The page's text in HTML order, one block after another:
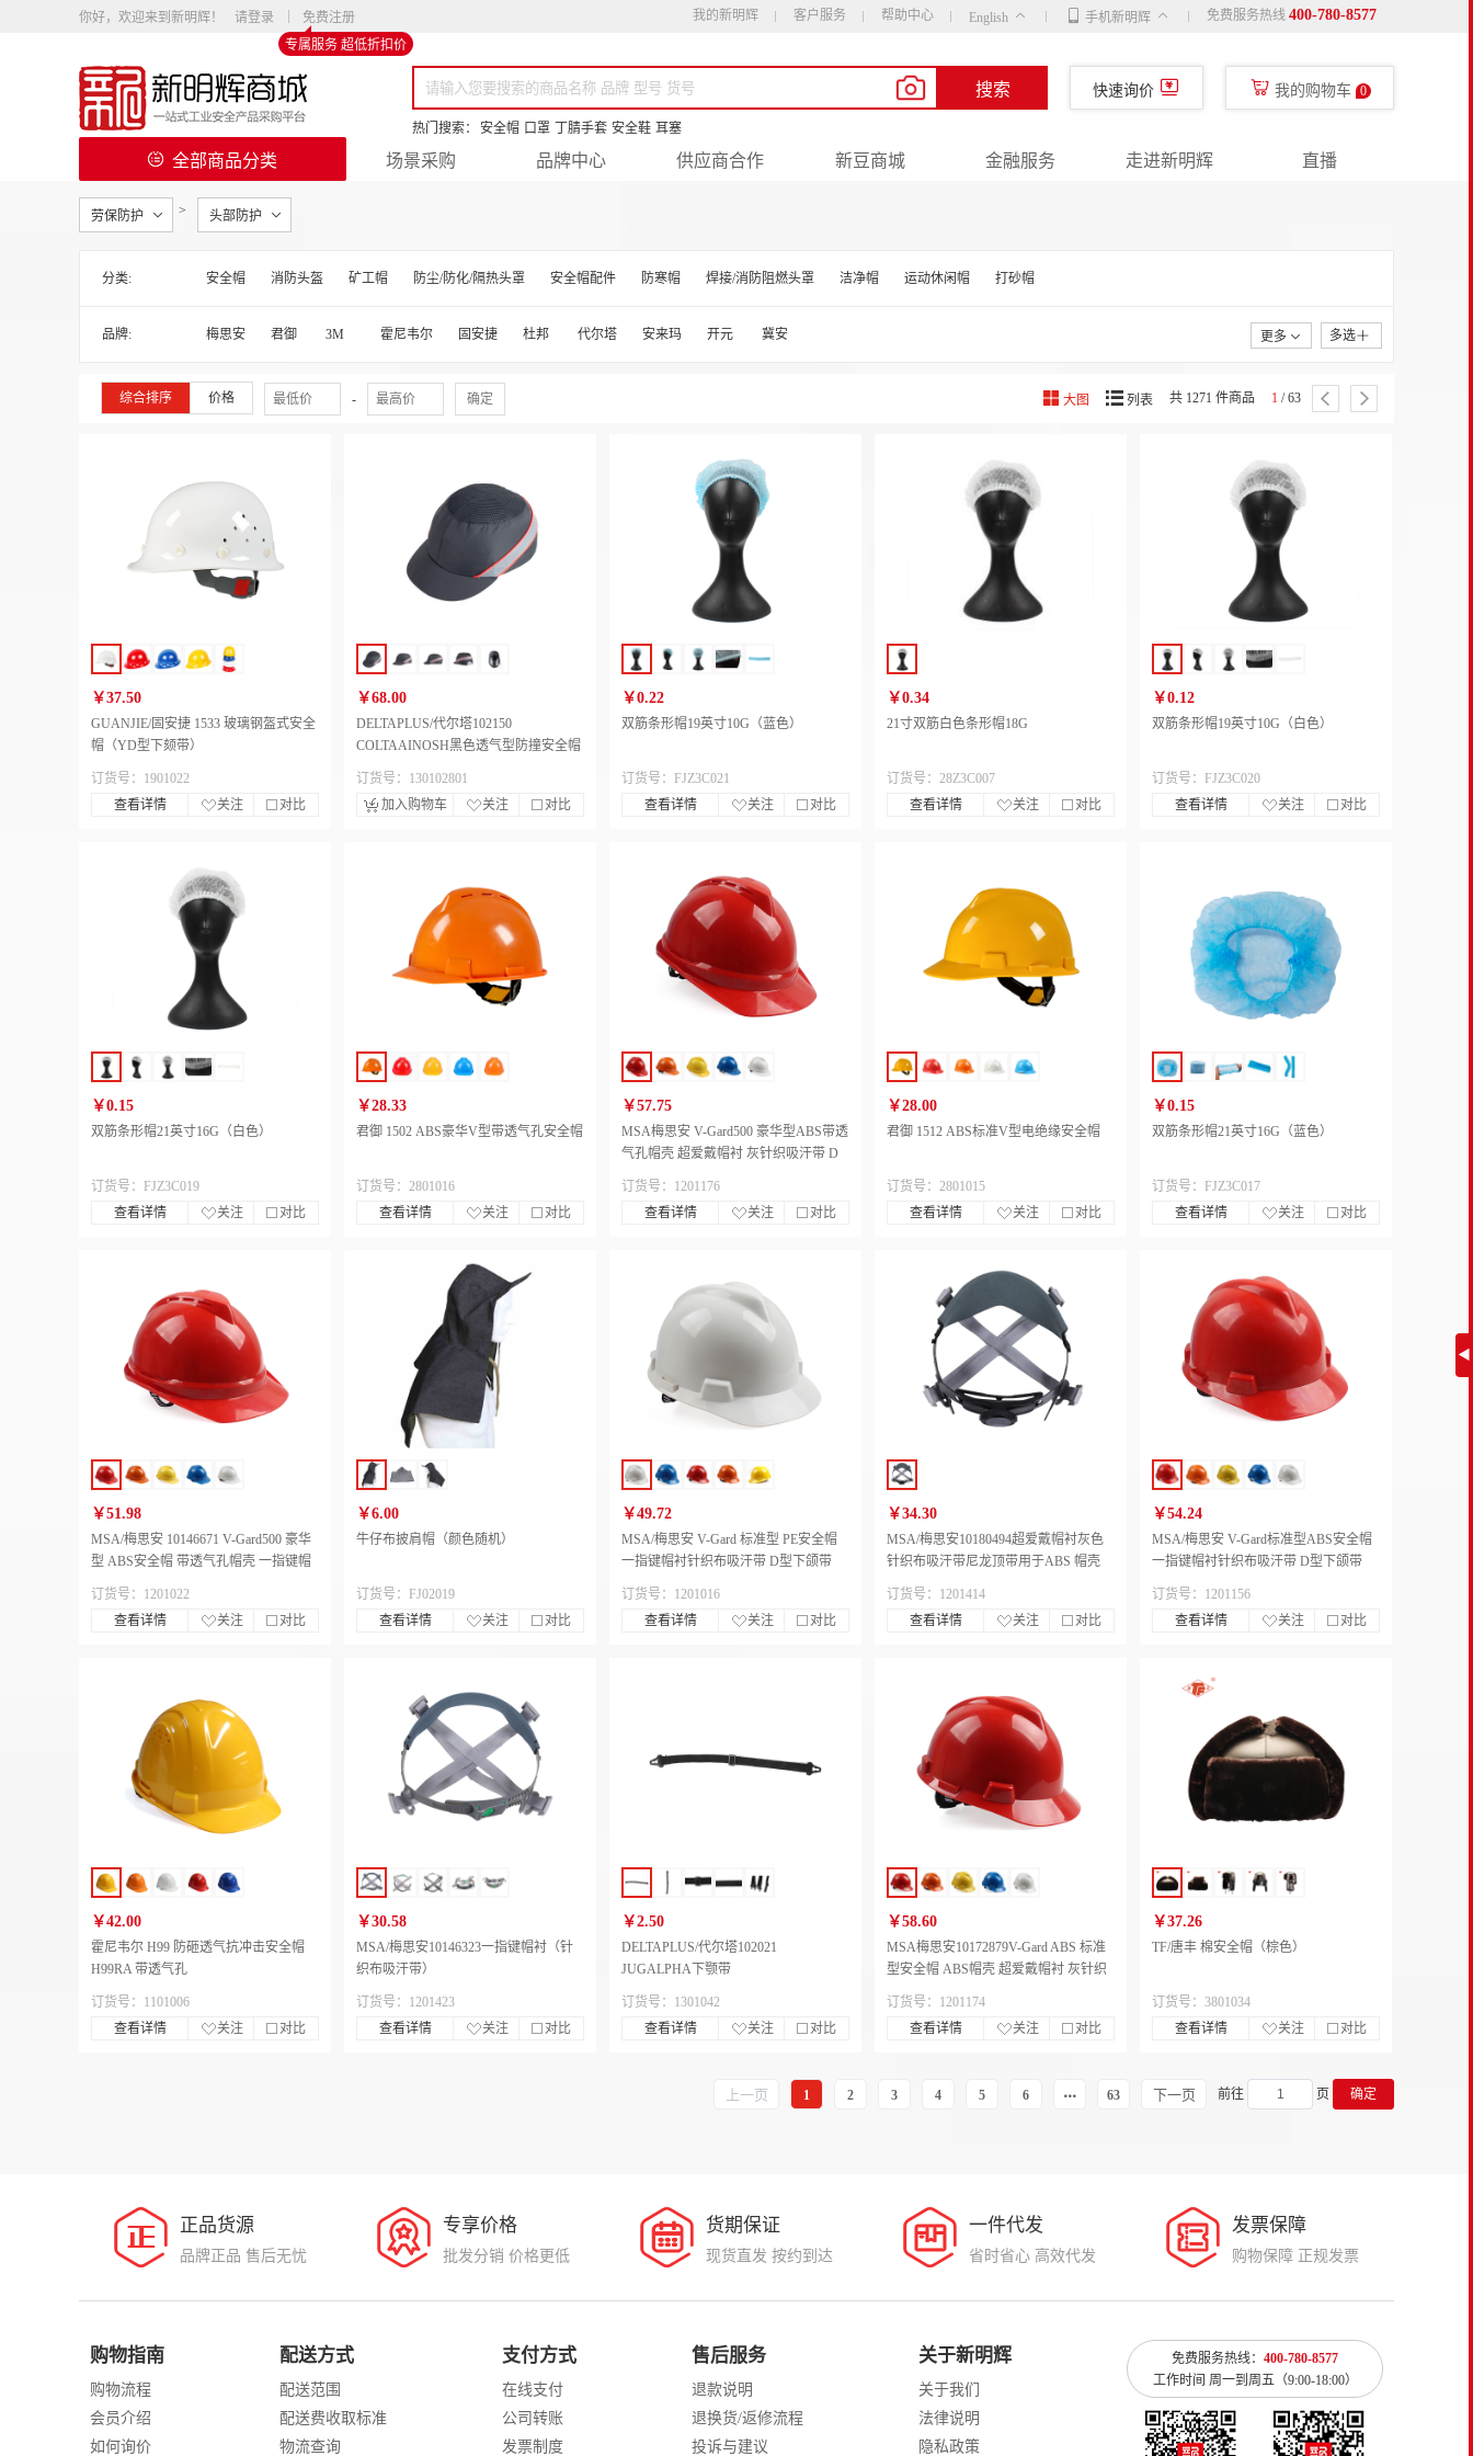
你好，欢迎来到新明辉！ 请登录
免费注册
专属服务 超低折扣价
我的新明辉 客户服务 帮助中心 English 手机新明辉 免费服务热线 400-780-8577
搜索
热门搜索： 安全帽 口罩 丁腈手套 安全鞋 耳塞
快速询价 我的购物车 0
全部商品分类 场景采购 品牌中心 供应商合作 新豆商城 金融服务 走进新明辉 直播
◀
劳保防护 > 头部防护
分类: 安全帽 消防头盔 矿工帽 防尘/防化/隔热头罩 安全帽配件 防寒帽 焊接/消防阻燃头罩 洁净帽 运动休闲帽 打砂帽
品牌: 梅思安 君御 3M 霍尼韦尔 固安捷 杜邦 代尔塔 安来玛 开元 冀安 更多 多选
综合排序 价格 - 确定 大图 列表 共 1271 件商品 1 / 63
￥37.50
GUANJIE/固安捷 1533 玻璃钢盔式安全
帽（YD型下颏带）
订货号：1901022
查看详情
关注 对比
￥68.00
DELTAPLUS/代尔塔102150
COLTAAINOSH黑色透气型防撞安全帽
（帽檐5cm）
订货号：130102801
加入购物车
关注 对比
￥0.22
双筋条形帽19英寸10G（蓝色）
订货号：FJZ3C021
查看详情
关注 对比
￥0.34
21寸双筋白色条形帽18G
订货号：28Z3C007
查看详情
关注 对比
￥0.12
双筋条形帽19英寸10G（白色）
订货号：FJZ3C020
查看详情
关注 对比
￥0.15
双筋条形帽21英寸16G（白色）
订货号：FJZ3C019
查看详情
关注 对比
￥28.33
君御 1502 ABS豪华V型带透气孔安全帽
订货号：2801016
查看详情
关注 对比
￥57.75
MSA梅思安 V-Gard500 豪华型ABS带透
气孔帽壳 超爱戴帽衬 灰针织吸汗带 D
型下颚带
订货号：1201176
查看详情
关注 对比
￥28.00
君御 1512 ABS标准V型电绝缘安全帽
订货号：2801015
查看详情
关注 对比
￥0.15
双筋条形帽21英寸16G（蓝色）
订货号：FJZ3C017
查看详情
关注 对比
￥51.98
MSA/梅思安 10146671 V-Gard500 豪华
型 ABS安全帽 带透气孔帽壳 一指键帽
衬针织布吸汗带 D型下颌带
订货号：1201022
查看详情
关注 对比
￥6.00
牛仔布披肩帽（颜色随机）
订货号：FJ02019
查看详情
关注 对比
￥49.72
MSA/梅思安 V-Gard 标准型 PE安全帽
一指键帽衬针织布吸汗带 D型下颌带
订货号：1201016
查看详情
关注 对比
￥34.30
MSA/梅思安10180494超爱戴帽衬灰色
针织布吸汗带尼龙顶带用于ABS 帽壳
订货号：1201414
查看详情
关注 对比
￥54.24
MSA/梅思安 V-Gard标准型ABS安全帽
一指键帽衬针织布吸汗带 D型下颌带
订货号：1201156
查看详情
关注 对比
￥42.00
霍尼韦尔 H99 防砸透气抗冲击安全帽
H99RA 带透气孔
订货号：1101006
查看详情
关注 对比
￥30.58
MSA/梅思安10146323一指键帽衬（针
织布吸汗带）
订货号：1201423
查看详情
关注 对比
￥2.50
DELTAPLUS/代尔塔102021
JUGALPHA下颚带
订货号：1301042
查看详情
关注 对比
￥58.60
MSA梅思安10172879V-Gard ABS 标准
型安全帽 ABS帽壳 超爱戴帽衬 灰针织
吸汗带 D型下颚带
订货号：1201174
查看详情
关注 对比
￥37.26
TF/唐丰 棉安全帽（棕色）
订货号：3801034
查看详情
关注 对比
上一页 1 2 3 4 5 6 63 下一页 前往 页 确定
正品货源
品牌正品 售后无忧
专享价格
批发分销 价格更低
货期保证
现货直发 按约到达
一件代发
省时省心 高效代发
发票保障
购物保障 正规发票
购物指南
购物流程
会员介绍
如何询价
配送方式
配送范围
配送费收取标准
物流查询
支付方式
在线支付
公司转账
发票制度
售后服务
退款说明
退换货/返修流程
投诉与建议
关于新明辉
关于我们
法律说明
隐私政策
免费服务热线： 400-780-8577
工作时间 周一到周五（9:00-18:00）